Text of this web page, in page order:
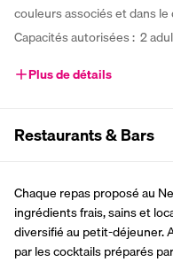
couleurs associés et dans
Capacités autorisées :  2
Plus de détails
Restaurants & Bars
Chaque repas proposé au
ingrédients frais, sains et
diversifié au petit-déjeuner.
par les cocktails préparés